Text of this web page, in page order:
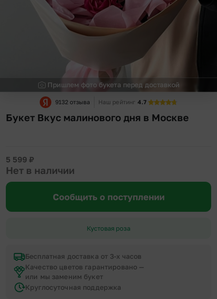
Пришлем фото букета перед доставкой
9132 отзыва Наш рейтинг 4.7
Букет Вкус малинового дня в Москве
5 599 ₽
Нет в наличии
Сообщить о поступлении
Кустовая роза
Бесплатная доставка от 3-х часов
Качество цветов гарантировано —
или мы заменим букет
Круглосуточная поддержка